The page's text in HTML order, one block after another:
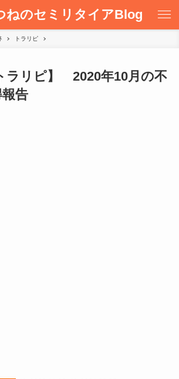
ねのセミリタイアBlog
トラリピ
ラリピ】 2020年10月の不
告